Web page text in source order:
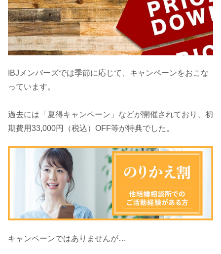
IBJメンバーズでは季節に応じて、キャンペーンをおこな
っています。
過去には「夏得キャンペーン」などが開催されており、初
期費用33,000円（税込）OFF等が特典でした。
キャンペーンではありませんが…